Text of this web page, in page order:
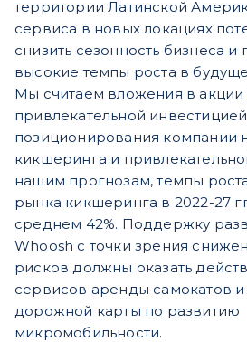
территории Латинской
сервиса в новых локациях
снизить сезонность бизнеса
высокие темпы роста в
Мы считаем вложения в акции
привлекательной
позиционирования компании
кикшеринга и
нашим прогнозам, темпы
рынка кикшеринга в 2022-27
среднем 42%. Поддержку
Whoosh с точки зрения
рисков должны оказать
сервисов аренды самокатов и
дорожной карты по развитию
микромобильности.